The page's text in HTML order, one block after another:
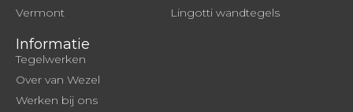
Vermont
Lingotti wandtegels
Informatie
Tegelwerken
Over van Wezel
Werken bij ons